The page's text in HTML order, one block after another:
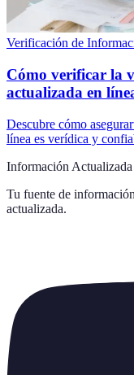
Verificación de
Cómo verificar la
actualizada en
Descubre cómo
línea es verídica y
Información Actualizada
Tu fuente de
actualizada.